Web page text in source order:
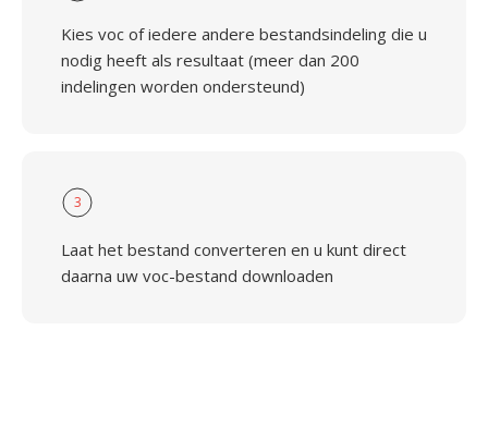
Kies voc of iedere andere bestandsindeling die u
nodig heeft als resultaat (meer dan 200
indelingen worden ondersteund)
3
Laat het bestand converteren en u kunt direct
daarna uw voc-bestand downloaden